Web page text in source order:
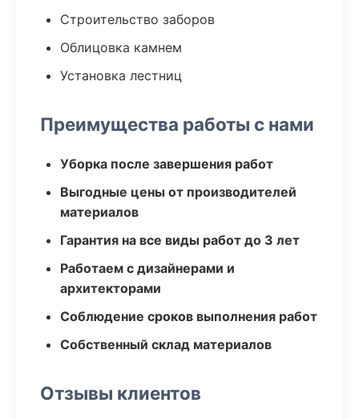
Строительство заборов
Облицовка камнем
Установка лестниц
Преимущества работы с нами
Уборка после завершения работ
Выгодные цены от производителей
материалов
Гарантия на все виды работ до 3 лет
Работаем с дизайнерами и
архитекторами
Соблюдение сроков выполнения работ
Собственный склад материалов
Отзывы клиентов